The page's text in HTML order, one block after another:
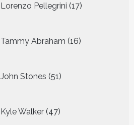
Lorenzo Pellegrini 17
producten
Tammy Abraham 16
producten
John Stones 51
producten
Kyle Walker 47
producten